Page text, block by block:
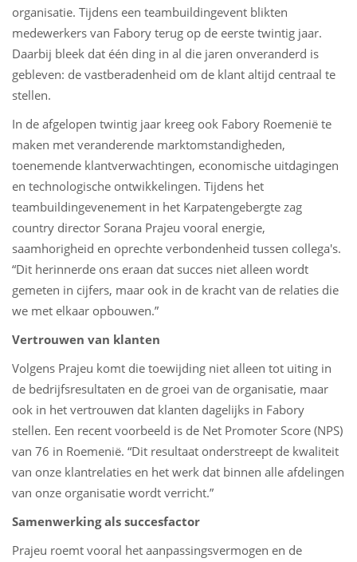
organisatie. Tijdens een teambuildingevent blikten
medewerkers van Fabory terug op de eerste twintig jaar.
Daarbij bleek dat één ding in al die jaren onveranderd is
gebleven: de vastberadenheid om de klant altijd centraal te
stellen.
In de afgelopen twintig jaar kreeg ook Fabory Roemenië te
maken met veranderende marktomstandigheden,
toenemende klantverwachtingen, economische uitdagingen
en technologische ontwikkelingen. Tijdens het
teambuildingevenement in het Karpatengebergte zag
country director Sorana Prajeu vooral energie,
saamhorigheid en oprechte verbondenheid tussen collega's.
“Dit herinnerde ons eraan dat succes niet alleen wordt
gemeten in cijfers, maar ook in de kracht van de relaties die
we met elkaar opbouwen.”
Vertrouwen van klanten
Volgens Prajeu komt die toewijding niet alleen tot uiting in
de bedrijfsresultaten en de groei van de organisatie, maar
ook in het vertrouwen dat klanten dagelijks in Fabory
stellen. Een recent voorbeeld is de Net Promoter Score (NPS)
van 76 in Roemenië. “Dit resultaat onderstreept de kwaliteit
van onze klantrelaties en het werk dat binnen alle afdelingen
van onze organisatie wordt verricht.”
Samenwerking als succesfactor
Prajeu roemt vooral het aanpassingsvermogen en de